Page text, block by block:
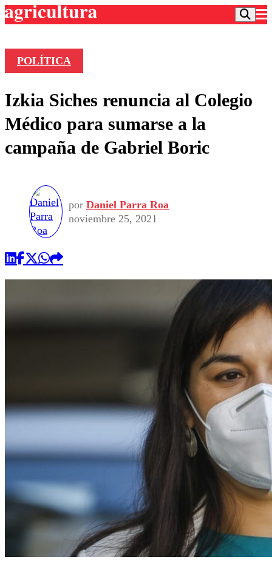
Frecuencias
Deportes
Colo Colo
Seleccion Chilena
Torneo Internacional
Entretención
Economía
Internacional
Opinión
Programas
POLÍTICA
Izkia Siches renuncia al Colegio
Médico para sumarse a la
campaña de Gabriel Boric
por Daniel Parra Roa
noviembre 25, 2021